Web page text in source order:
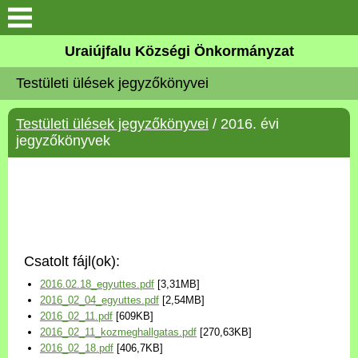
Köszöntő
Elérhetőségek
Uraiújfalu
Választási információk
Versenyképes Járások
Program
Uraiújfalu Községi Önkormányzat
Testületi ülések jegyzőkönyvei
Testületi ülések jegyzőkönyvei / 2016. évi
jegyzőkönyvek
Csatolt fájl(ok):
2016.02.18_egyuttes.pdf [3,31MB]
2016_02_04_egyuttes.pdf [2,54MB]
2016_02_11.pdf [609KB]
2016_02_11_kozmeghallgatas.pdf [270,63KB]
2016_02_18.pdf [406,7KB]